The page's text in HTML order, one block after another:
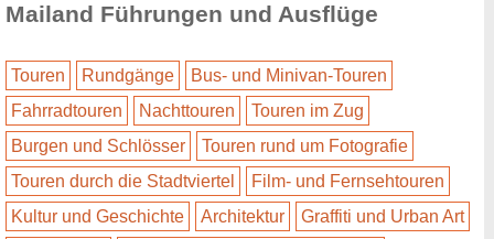
Mailand Führungen und Ausflüge
Touren Rundgänge
Bus- und Minivan-Touren
Fahrradtouren
Nachttouren
Touren im Zug
Burgen und Schlösser
Touren rund um Fotografie
Touren durch die Stadtviertel
Film- und Fernsehtouren
Kultur und Geschichte
Architektur
Graffiti und Urban Art